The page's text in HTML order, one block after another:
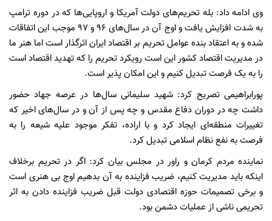
وی ادامه داد: بله تحریم‌های دولت آمریکا و اروپایی‌ها که در دوره ترامپ
به شدت افزایش یافت و اوج آن در سال‌های ۹۶ و ۹۷ موجب این اتفاقات
شده و به اعتقاد بنده عوامل تحریم بر اقتصاد ایران اثرگذار است اما هنر ما
در مدیریت اقتصاد کشور این است رویکرد تحریم را که تهدید اقتصاد است
را به یک فرصت تبدیل کنیم و این امکان پذیر است.
پورابراهیمی تصریح کرد: شهید سلیمانی سال‌ها در عرصه جهاد حضور
داشت چه در دوران دفاع مقدس و چه پس از آن و در سال‌های اخیر که
تغییرات منطقه‌ای ایجاد کرد و با اراده، تفکر موجود علیه شیعه را به
فرصت به نفع نظام اسلامی تبدیل کرد.
نماینده مردم کرمان و راور در مجلس بیان کرد: اگر در تحریم برخلاف
اینکه باید مدیریت کنیم، ضریب فزاینده به آن بدهیم اوج بی هنری است
و برخی تصمیمات حوزه اقتصادی دولت قبل ضریب فزاینده دادن به اثر
تحریمی ناشی از عملیات دشمن بود.